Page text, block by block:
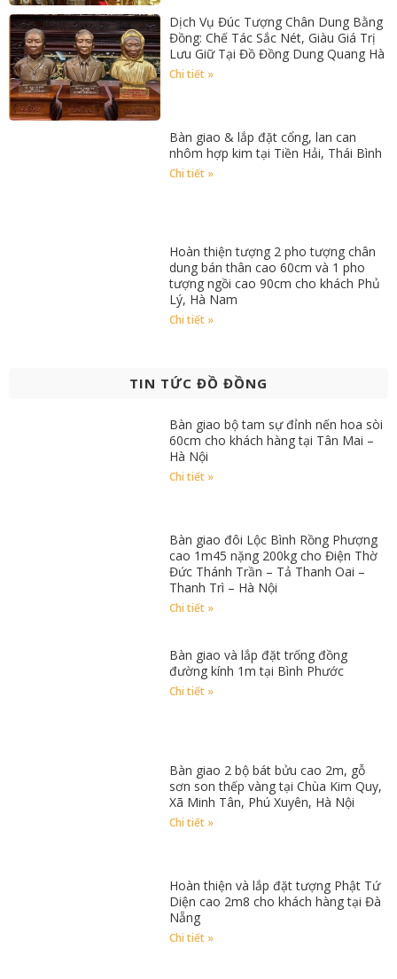
Dịch Vụ Đúc Tượng Chân Dung Bằng
Đồng: Chế Tác Sắc Nét, Giàu Giá Trị
Lưu Giữ Tại Đồ Đồng Dung Quang Hà
Chi tiết »
Bàn giao & lắp đặt cổng, lan can
nhôm hợp kim tại Tiền Hải, Thái Bình
Chi tiết »
Hoàn thiện tượng 2 pho tượng chân
dung bán thân cao 60cm và 1 pho
tượng ngồi cao 90cm cho khách Phủ
Lý, Hà Nam
Chi tiết »
TIN TỨC ĐỒ ĐỒNG
Bàn giao bộ tam sự đỉnh nến hoa sòi
60cm cho khách hàng tại Tân Mai –
Hà Nội
Chi tiết »
Bàn giao đôi Lộc Bình Rồng Phượng
cao 1m45 nặng 200kg cho Điện Thờ
Đức Thánh Trần – Tả Thanh Oai –
Thanh Trì – Hà Nội
Chi tiết »
Bàn giao và lắp đặt trống đồng
đường kính 1m tại Bình Phước
Chi tiết »
Bàn giao 2 bộ bát bửu cao 2m, gỗ
sơn son thếp vàng tại Chùa Kim Quy,
Xã Minh Tân, Phú Xuyên, Hà Nội
Chi tiết »
Hoàn thiện và lắp đặt tượng Phật Tứ
Diện cao 2m8 cho khách hàng tại Đà
Nẵng
Chi tiết »